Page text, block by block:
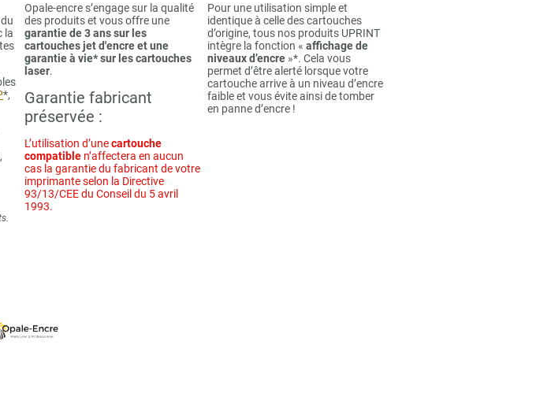
la
*,
Opale-encre s’engage sur la qualité
des produits et vous offre une
garantie de 3 ans sur les
cartouches jet d'encre et une
garantie à vie* sur les cartouches
laser.
Garantie fabricant
préservée :
L’utilisation d’unecartouche
compatible n’affectera en aucun
cas la garantie du fabricant de votre
imprimante selon la Directive
93/13/CEE du Conseil du 5 avril
1993.
Pour une utilisation simple et
identique à celle des cartouches
d’origine, tous nos produits UPRINT
intègre la fonction « affichage de
niveaux d’encre »*. Cela vous
permet d’être alerté lorsque votre
cartouche arrive à un niveau d’encre
faible et vous évite ainsi de tomber
en panne d’encre !